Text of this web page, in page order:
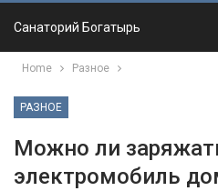
Санаторий Богатырь
Home Разное
РАЗНОЕ
Можно ли
электромобиль